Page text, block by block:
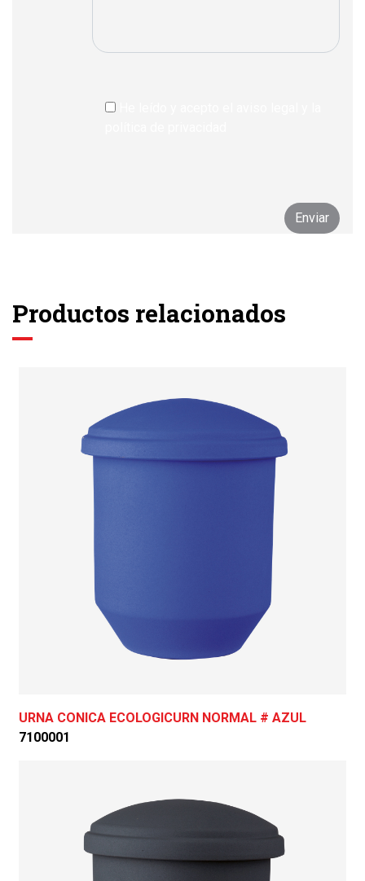
Productos relacionados
URNA CONICA ECOLOGICURN NORMAL # AZUL
7100001